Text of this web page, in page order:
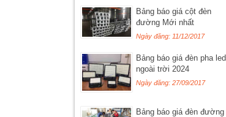
Bảng báo giá cột đèn
đường Mới nhất
Ngày đăng: 11/12/2017
Bảng báo giá đèn pha led
ngoài trời 2024
Ngày đăng: 27/09/2017
Bảng báo giá đèn đường